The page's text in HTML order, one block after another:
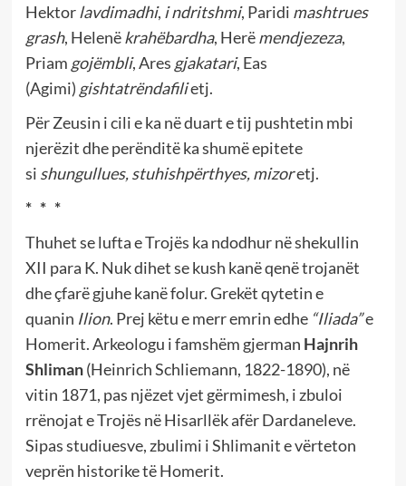
Hektor lavdimadhi, i ndritshmi, Paridi mashtrues
grash, Helenë krahëbardha, Herë mendjezeza,
Priam gojëmbli, Ares gjakatari, Eas
(Agimi) gishtatrëndafilietj.
Për Zeusin i cili e ka në duart e tij pushtetin mbi
njerëzit dhe perënditë ka shumë epitete
si shungullues, stuhishpërthyes, mizoretj.
* * *
Thuhet se lufta e Trojës ka ndodhur në shekullin
XII para K. Nuk dihet se kush kanë qenë trojanët
dhe çfarë gjuhe kanë folur. Grekët qytetin e
quanin Ilion. Prej këtu e merr emrin edhe “Iliada”e
Homerit. Arkeologu i famshëm gjerman Hajnrih
Shliman (Heinrich Schliemann, 1822-1890), në
vitin 1871, pas njëzet vjet gërmimesh, i zbuloi
rrënojat e Trojës në Hisarllëk afër Dardaneleve.
Sipas studiuesve, zbulimi i Shlimanit e vërteton
veprën historike të Homerit.